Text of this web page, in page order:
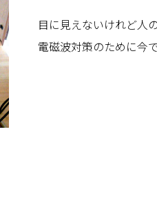
目に見えないけれど人
電磁波対策のために今